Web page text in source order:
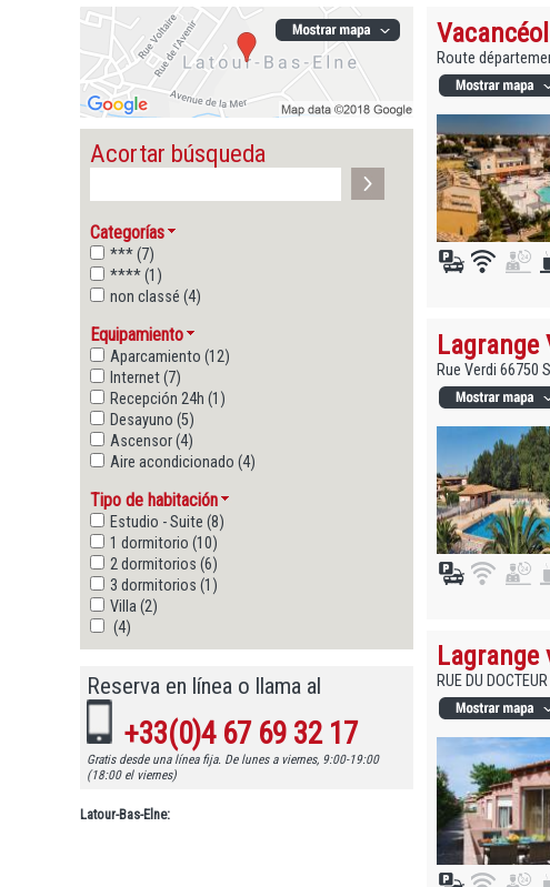
Acortar búsqueda
Categorías
*** (7)
**** (1)
non classé (4)
Equipamiento
Aparcamiento (12)
Internet (7)
Recepción 24h (1)
Desayuno (5)
Ascensor (4)
Aire acondicionado (4)
Tipo de habitación
Estudio - Suite (8)
1 dormitorio (10)
2 dormitorios (6)
3 dormitorios (1)
Villa (2)
(4)
Reserva en línea o llama al
+33(0)4 67 69 32 17
Gratis desde una línea fija. De lunes a viernes, 9:00-19:00
(18:00 el viernes)
Latour-Bas-Elne:
Route
Lagrange
Rue Verdi 66750
Lagrange
RUE DU